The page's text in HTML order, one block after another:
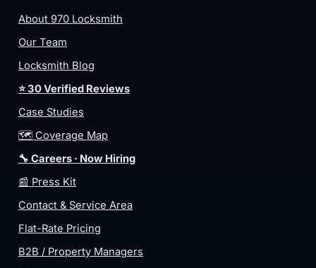
About 970 Locksmith
Our Team
Locksmith Blog
⭐ 30 Verified Reviews
Case Studies
🗺️ Coverage Map
🔧 Careers · Now Hiring
📰 Press Kit
Contact & Service Area
Flat-Rate Pricing
B2B / Property Managers